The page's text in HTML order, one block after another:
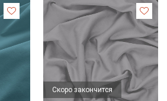
Скоро закончится